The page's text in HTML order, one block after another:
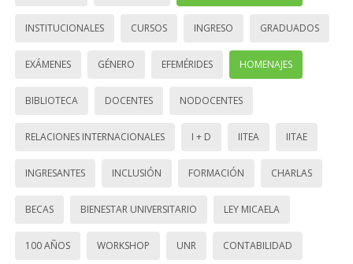
INSTITUCIONALES CURSOS INGRESO GRADUADOS
EXÁMENES GÉNERO EFEMÉRIDES HOMENAJES
BIBLIOTECA DOCENTES NODOCENTES
RELACIONES INTERNACIONALES I + D IITEA IITAE
INGRESANTES INCLUSIÓN FORMACIÓN CHARLAS
BECAS BIENESTAR UNIVERSITARIO LEY MICAELA
100 AÑOS WORKSHOP UNR CONTABILIDAD